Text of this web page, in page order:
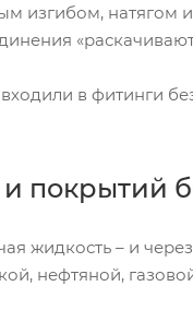
изгибом,
в фитинги
покрытий
жидкость – и
нефтяной,